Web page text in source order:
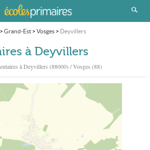
Grand-Est> Vosges> Deyvillers
à Deyvillers
àDeyvillers (88000) / Vosges (88)